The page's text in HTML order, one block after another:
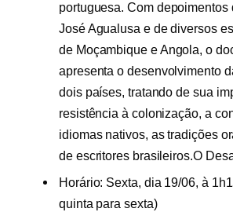
portuguesa. Com depoimentos
José Agualusa e de diversos
de Moçambique e Angola, o
apresenta o desenvolvimento
dois países, tratando de sua
resistência à colonização, a
idiomas nativos, as tradições
de escritores brasileiros.O
Horário: Sexta, dia 19/06, à
quinta para sexta)